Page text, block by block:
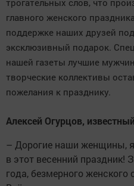
трогательных слов, что
главного женского
поддержке наших друзей
эксклюзивный подарок.
нашей газеты лучшие
творческие коллективы
пожелания к празднику.
Алексей Огурцов,
– Дорогие наши женщины,
в этот весенний праздник!
года, безмерного